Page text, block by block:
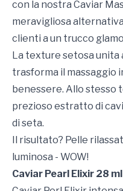
con la nostra Caviar
meravigliosa
clienti a un trucco
La texture setosa unita
trasforma il massaggio
benessere. Allo stesso
prezioso estratto di
di seta.
Il risultato? Pelle
luminosa - WOW!
Caviar Pearl Elixir 28 ml